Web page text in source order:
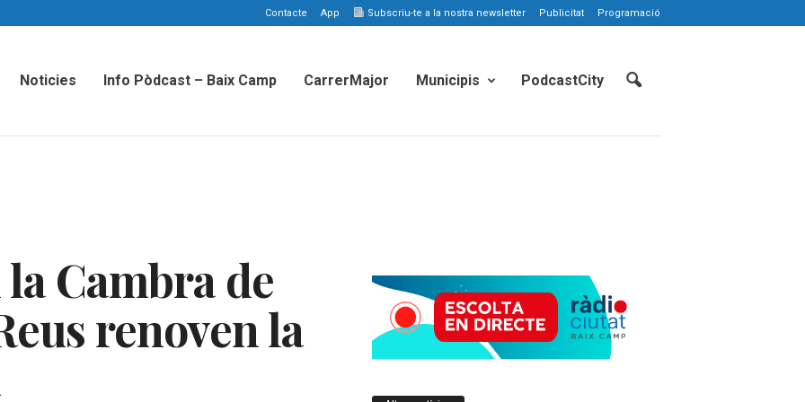
Contacte App Subscriu-te a la nostra newsletter Publicitat Programació
Noticies Info Pòdcast – Baix Camp CarrerMajor Municipis PodcastCity
Cambra de
renoven la